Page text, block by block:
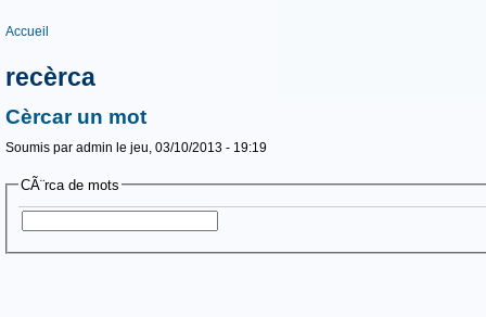
Vous êtes ici
Accueil
recèrca
Cèrcar un mot
Soumis par admin le jeu, 03/10/2013 - 19:19
CÃ¨rca de mots